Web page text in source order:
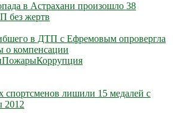
в Астрахани произошло 38
без жертв
в ДТП с Ефремовым опровергла
о компенсации
ПожарыКоррупция
спортсменов лишили 15 медалей с
2012